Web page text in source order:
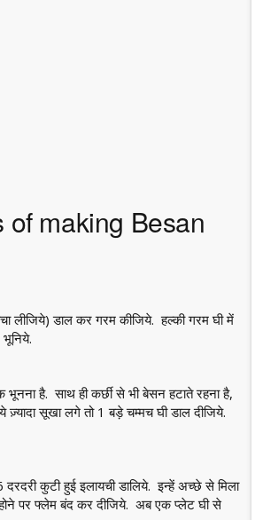
of making Besan
डाल कर गरम कीजिये. हल्की गरम घी में
है. साथ ही कर्छी से भी बेसन हटाते रहना है,
सूखा लगे तो 1 बड़े चम्मच घी डाल दीजिये.
कुटी हुई इलायची डालिये. इन्हें अच्छे से मिला
पर फ्लेम बंद कर दीजिये. अब एक प्लेट घी से